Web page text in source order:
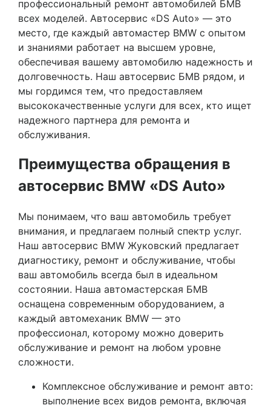
профессиональный ремонт автомобилей БМВ
всех моделей. Автосервис «DS Auto» — это
место, где каждый автомастер BMW с опытом
и знаниями работает на высшем уровне,
обеспечивая вашему автомобилю надежность и
долговечность. Наш автосервис БМВ рядом, и
мы гордимся тем, что предоставляем
высококачественные услуги для всех, кто ищет
надежного партнера для ремонта и
обслуживания.
Преимущества обращения в
автосервис BMW «DS Auto»
Мы понимаем, что ваш автомобиль требует
внимания, и предлагаем полный спектр услуг.
Наш автосервис BMW Жуковский предлагает
диагностику, ремонт и обслуживание, чтобы
ваш автомобиль всегда был в идеальном
состоянии. Наша автомастерская БМВ
оснащена современным оборудованием, а
каждый автомеханик BMW — это
профессионал, которому можно доверить
обслуживание и ремонт на любом уровне
сложности.
Комплексное обслуживание и ремонт авто:
выполнение всех видов ремонта, включая